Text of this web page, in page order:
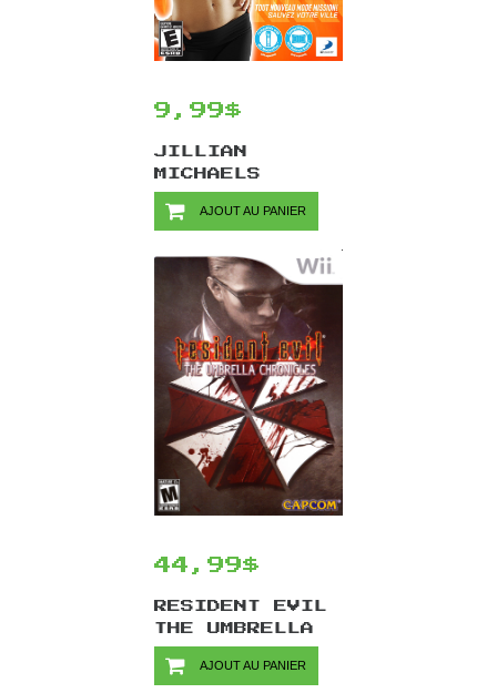
9,99$
JILLIAN
MICHAELS
ULTIMATUM
AJOUT AU PANIER
44,99$
RESIDENT EVIL
THE UMBRELLA
AJOUT AU PANIER